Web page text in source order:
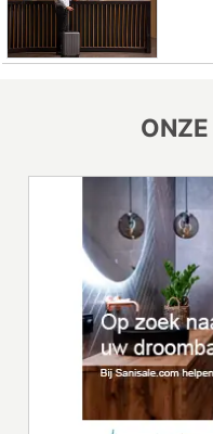
ONZE